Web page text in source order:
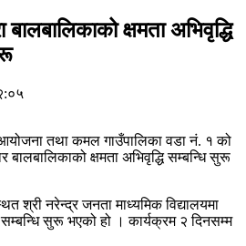
क्षमता अभिवृद्धि
तथा कमल गाउँपालिका वडा नं. १ को
क्षमता अभिवृद्धि सम्बन्धि सुरू
श्री नरेन्द्र जनता माध्यमिक विद्यालयमा
सम्बन्धि सुरू भएको हो । कार्यक्रम २ दिनसम्म